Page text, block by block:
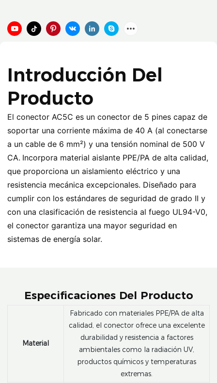
Introducción Del
Producto
El conector AC5C es un conector de 5 pines capaz de
soportar una corriente máxima de 40 A (al conectarse
a un cable de 6 mm²) y una tensión nominal de 500 V
CA. Incorpora material aislante PPE/PA de alta calidad,
que proporciona un aislamiento eléctrico y una
resistencia mecánica excepcionales. Diseñado para
cumplir con los estándares de seguridad de grado II y
con una clasificación de resistencia al fuego UL94-V0,
el conector garantiza una mayor seguridad en
sistemas de energía solar.
Especificaciones Del Producto
Material
Fabricado con materiales PPE/PA de alta
calidad, el conector ofrece una excelente
durabilidad y resistencia a factores
ambientales como la radiación UV,
productos químicos y temperaturas
extremas.